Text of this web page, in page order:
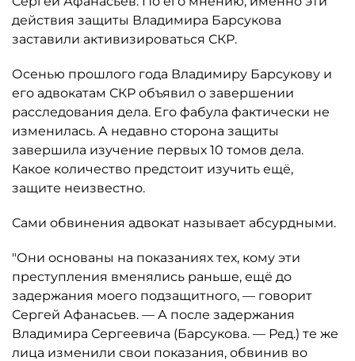
действия защиты Владимира Барсукова
заставили активизироваться СКР.
Осенью прошлого года Владимиру Барсукову и
его адвокатам СКР объявил о завершении
расследования дела. Его фабула фактически не
изменилась. А недавно сторона защиты
завершила изучение первых 10 томов дела.
Какое количество предстоит изучить ещё,
защите неизвестно.
Сами обвинения адвокат называет абсурдными.
"Они основаны на показаниях тех, кому эти
преступления вменялись раньше, ещё до
задержания моего подзащитного, — говорит
Сергей Афанасьев. — А после задержания
Владимира Сергеевича (Барсукова. — Ред.) те же
лица изменили свои показания, обвинив во